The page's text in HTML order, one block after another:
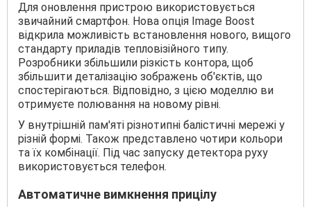
Для оновлення пристрою використовується
звичайний смартфон. Нова опція Image Boost
відкрила можливість встановлення нового, вищого
стандарту приладів тепловізійного типу.
Розробники збільшили різкість контора, щоб
збільшити деталізацію зображень об'єктів, що
спостерігаються. Відповідно, з цією моделлю ви
отримуєте полювання на новому рівні.
У внутрішній пам'яті різнотипні балістичні мережі у
різній формі. Також представлено чотири кольори
та їх комбінації. Під час запуску детектора руху
використовується телефон.
Автоматичне вимкнення прицілу